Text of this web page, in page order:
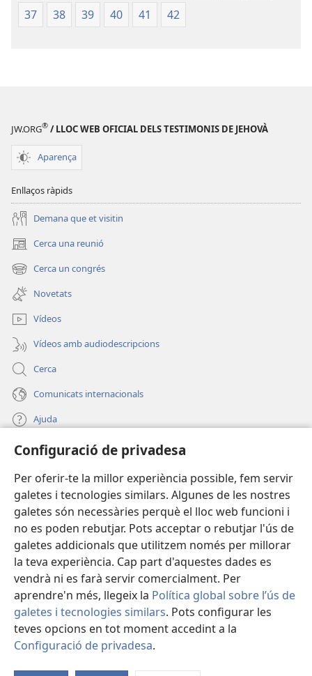
Configuració de privadesa
Per oferir-te la millor experiència possible, fem servir
galetes i tecnologies similars. Algunes de les nostres
galetes són necessàries perquè el lloc web funcioni i
no es poden rebutjar. Pots acceptar o rebutjar l'ús de
galetes addicionals que utilitzem només per millorar
la teva experiència. Cap part d'aquestes dades es
vendrà ni es farà servir comercialment. Per
aprendre'n més, llegeix la Política global sobre l’ús de
galetes i tecnologies similars. Pots configurar les
teves opcions en tot moment accedint a la
Configuració de privadesa.
37
38 39 40 41 42
JW.ORG® / LLOC WEB OFICIAL DELS TESTIMONIS DE JEHOVÀ
Aparença
Enllaços ràpids
Demana que et visitin
Cerca una reunió
(obre
una
finestra
nova)
Cerca un congrés
(obre
una
finestra
nova)
Novetats
Vídeos
Vídeos amb audiodescripcions
Cerca
Comunicats internacionals
Ajuda
Donacions
una
nova)
BIBLIOTECA EN LÍNIA Watchtower™
(obre
una
finestra
nova)
JW Hub
(obre
una
finestra
®
Copyright© 2026 Watch Tower Bible and Tract Society of Pennsylvania.
CONDICIONS D'ÚS|POLÍTICA DE PRIVADESA
PRIVADESA